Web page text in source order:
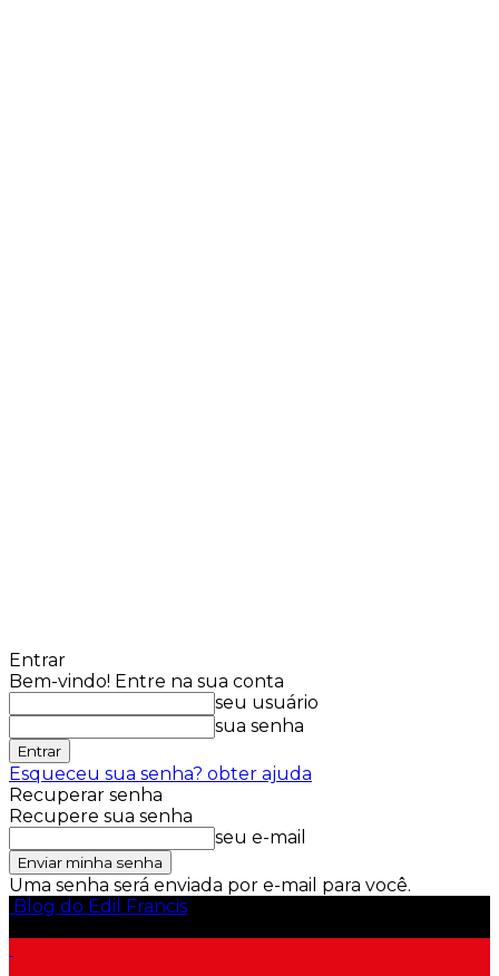
Entrar
Bem-vindo! Entre na sua conta
seu usuário
sua senha
Esqueceu sua senha? obter ajuda
Recuperar senha
Recupere sua senha
seu e-mail
Uma senha será enviada por e-mail para você.
Blog do Edil Francis